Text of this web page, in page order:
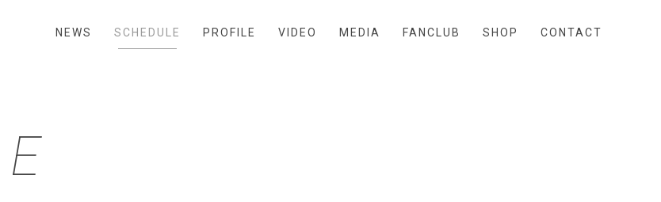
NEWS SCHEDULE PROFILE VIDEO MEDIA FANCLUB SHOP CONTACT